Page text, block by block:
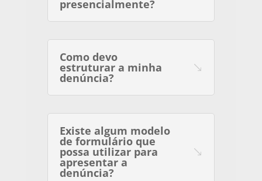
presencialmente?
Como devo
estruturar a minha
denúncia?
Existe algum modelo
de formulário que
possa utilizar para
apresentar a
denúncia?